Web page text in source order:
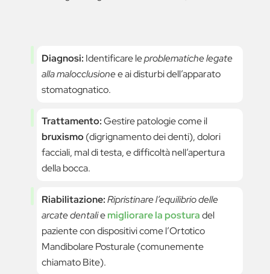
Diagnosi: Identificare leproblematiche legate
alla malocclusionee ai disturbi dell’apparato
stomatognatico.
Trattamento:Gestire patologie come il
bruxismo(digrignamento dei denti), dolori
facciali, mal di testa, e difficoltà nell’apertura
della bocca.
Riabilitazione:Ripristinare l’equilibrio delle
arcate dentaliemigliorare la posturadel
paziente con dispositivi come l’Ortotico
Mandibolare Posturale (comunemente
chiamato Bite).